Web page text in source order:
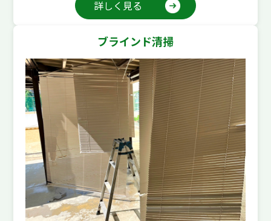
詳しく見る
ブラインド清掃